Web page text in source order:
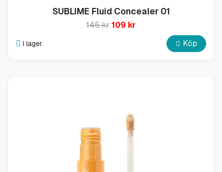
SUBLIME Fluid Concealer 01
145 kr109 kr
I lager Köp